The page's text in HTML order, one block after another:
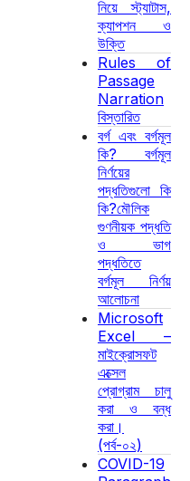
নিয়ে স্ট্যাটাস,
ক্যাপশন ও
উক্তি
Rules of
Passage
Narration
বিস্তারিত
বর্গ এবং বর্গমূল
কি? বর্গমূল
নির্ণয়ের
পদ্ধতিগুলো কি
কি?মৌলিক
গুণনীয়ক পদ্ধতি
ও ভাগ
পদ্ধতিতে
বর্গমূল নির্ণয়
আলোচনা
Microsoft
Excel –
মাইক্রোসফট
এক্সেল
প্রোগ্রাম চালু
করা ও বন্ধ
করা।
(পর্ব-০২)
COVID-19